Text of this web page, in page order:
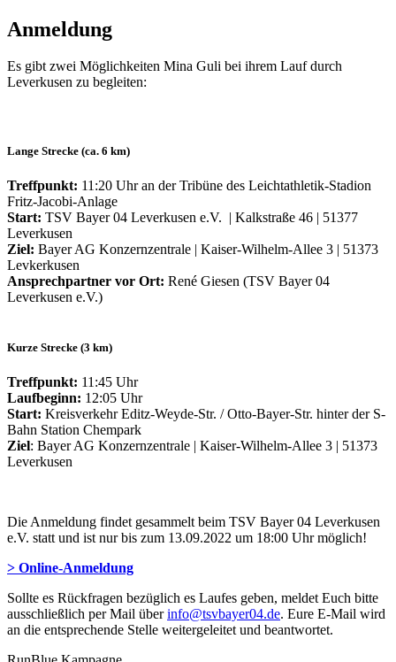
Anmeldung
Es gibt zwei Möglichkeiten Mina Guli bei ihrem Lauf durch
Leverkusen zu begleiten:
Lange Strecke (ca. 6 km)
Treffpunkt: 11:20 Uhr an der Tribüne des Leichtathletik-Stadion
Fritz-Jacobi-Anlage
Start: TSV Bayer 04 Leverkusen e.V. | Kalkstraße 46 | 51377
Leverkusen
Ziel: Bayer AG Konzernzentrale | Kaiser-Wilhelm-Allee 3 | 51373
Levkerkusen
Ansprechpartner vor Ort: René Giesen (TSV Bayer 04
Leverkusen e.V.)
Kurze Strecke (3 km)
Treffpunkt: 11:45 Uhr
Laufbeginn: 12:05 Uhr
Start: Kreisverkehr Editz-Weyde-Str. / Otto-Bayer-Str. hinter der S-
Bahn Station Chempark
Ziel: Bayer AG Konzernzentrale | Kaiser-Wilhelm-Allee 3 | 51373
Leverkusen
Die Anmeldung findet gesammelt beim TSV Bayer 04 Leverkusen
e.V. statt und ist nur bis zum 13.09.2022 um 18:00 Uhr möglich!
> Online-Anmeldung
Sollte es Rückfragen bezüglich es Laufes geben, meldet Euch bitte
ausschließlich per Mail überinfo@tsvbayer04.de. Eure E-Mail wird
an die entsprechende Stelle weitergeleitet und beantwortet.